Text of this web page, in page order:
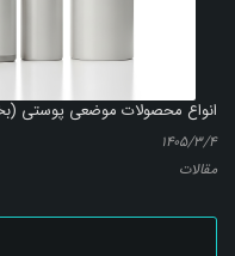
انواع محصولات موضعی پوستی
۱۴۰۵/۳/۴
مقالات